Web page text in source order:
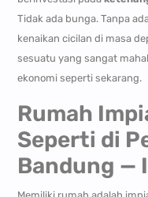
Tidak ada bunga. Tanpa
kenaikan cicilan di masa
sesuatu yang sangat
ekonomi seperti sekarang.
Rumah
Seperti di
Bandung —